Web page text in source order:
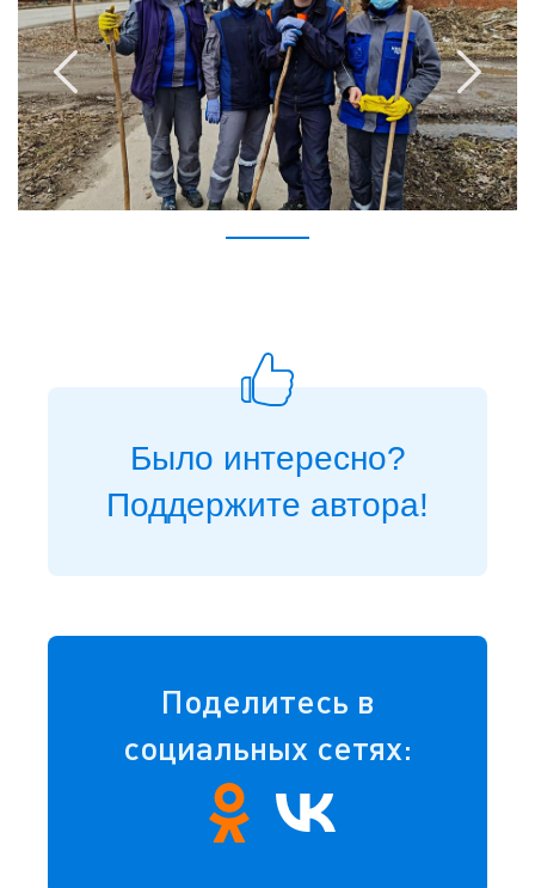
Было интересно?
Поддержите автора!
Поделитесь в
социальных сетях: